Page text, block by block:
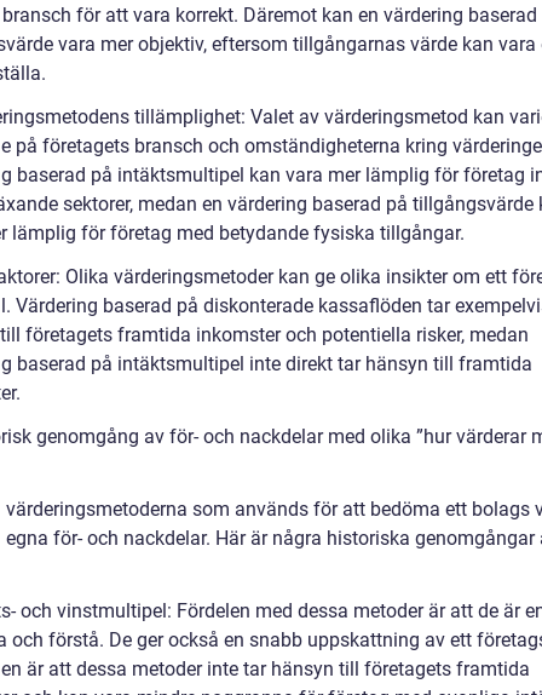
för att vara korrekt. Däremot kan en värdering baserad
vara mer objektiv, eftersom tillgångarnas värde kan vara
tillämplighet: Valet av värderingsmetod kan
på företagets bransch och omständigheterna kring
baserad på intäktsmultipel kan vara mer lämplig för företag
sektorer, medan en värdering baserad på tillgångsvärde
lämplig för företag med betydande fysiska tillgångar.
Olika värderingsmetoder kan ge olika insikter om ett
Värdering baserad på diskonterade kassaflöden tar
företagets framtida inkomster och potentiella risker, medan
baserad på intäktsmultipel inte direkt tar hänsyn till framtida
genomgång av för- och nackdelar med olika ”hur värderar
värderingsmetoderna som används för att bedöma ett bolags
egna för- och nackdelar. Här är några historiska genomgångar
och vinstmultipel: Fördelen med dessa metoder är att de är
och förstå. De ger också en snabb uppskattning av ett
är att dessa metoder inte tar hänsyn till företagets framtida